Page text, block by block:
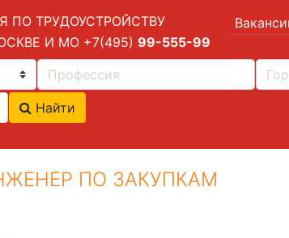
ПО ТРУДОУСТРОЙСТВУ
И МО +7(495) 99-555-99
Найти
ПО ЗАКУПКАМ